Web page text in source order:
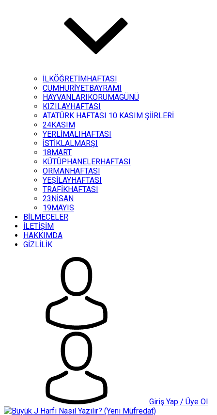
İLKÖĞRETİMHAFTASI
CUMHURİYETBAYRAMI
HAYVANLARIKORUMAGÜNÜ
KIZILAYHAFTASI
ATATÜRK HAFTASI 10 KASIM ŞİİRLERİ
24KASIM
YERLİMALIHAFTASI
İSTİKLALMARŞI
18MART
KÜTÜPHANELERHAFTASI
ORMANHAFTASI
YEŞİLAYHAFTASI
TRAFİKHAFTASI
23NİSAN
19MAYIS
BİLMECELER
İLETİŞİM
HAKKIMDA
GİZLİLİK
Giriş Yap / Üye Ol